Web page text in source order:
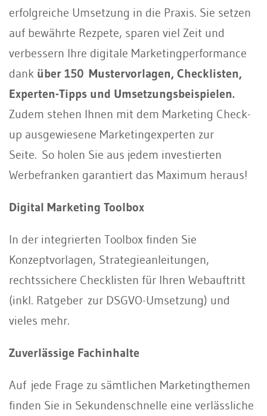
erfolgreiche Umsetzung in die Praxis. Sie setzen
auf bewährte Rezpete, sparen viel Zeit und
verbessern Ihre digitale Marketingperformance
dank über 150 Mustervorlagen, Checklisten,
Experten-Tipps und Umsetzungsbeispielen.
Zudem stehen Ihnen mit dem Marketing Check-
up ausgewiesene Marketingexperten zur
Seite. So holen Sie aus jedem investierten
Werbefranken garantiert das Maximum heraus!
Digital Marketing Toolbox
In der integrierten Toolbox finden Sie
Konzeptvorlagen, Strategieanleitungen,
rechtssichere Checklisten für Ihren Webauftritt
(inkl. Ratgeber zur DSGVO-Umsetzung) und
vieles mehr.
Zuverlässige Fachinhalte
Auf jede Frage zu sämtlichen Marketingthemen
finden Sie in Sekundenschnelle eine verlässliche